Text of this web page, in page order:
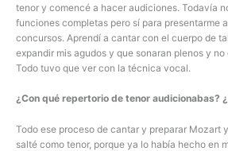
tenor y comencé a hacer audiciones. Todavía
funciones completas pero sí para presentarme
concursos. Aprendí a cantar con el cuerpo de
expandir mis agudos y que sonaran plenos y
Todo tuvo que ver con la técnica vocal.
¿Con qué repertorio de tenor audicionabas?
Todo ese proceso de cantar y preparar Mozart
salté como tenor, porque ya lo había hecho en